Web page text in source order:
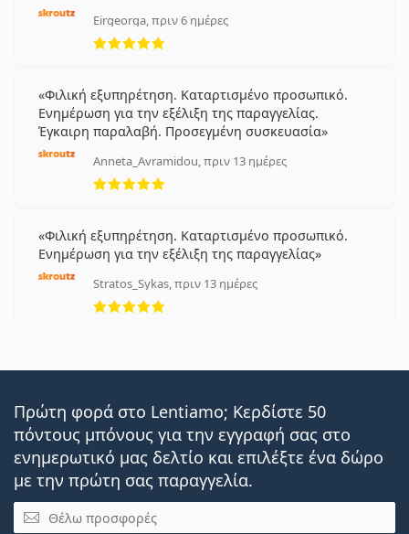
Eirgeorga, πριν 6 ημέρες
5 αξιολογήσεις από 5
Φιλική εξυπηρέτηση. Καταρτισμένο προσωπικό.
Ενημέρωση για την εξέλιξη της παραγγελίας.
Έγκαιρη παραλαβή. Προσεγμένη συσκευασία
Anneta_Avramidou, πριν 13 ημέρες
5 αξιολογήσεις από 5
Φιλική εξυπηρέτηση. Καταρτισμένο προσωπικό.
Ενημέρωση για την εξέλιξη της παραγγελίας
Stratos_Sykas, πριν 13 ημέρες
5 αξιολογήσεις από 5
Πρώτη φορά στο Lentiamo; Κερδίστε 50
πόντους μπόνους για την εγγραφή σας στο
ενημερωτικό μας δελτίο και επιλέξτε ένα δώρο
με την πρώτη σας παραγγελία.
Email